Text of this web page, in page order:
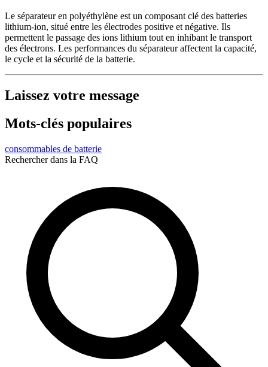
Le séparateur en polyéthylène est un composant clé des batteries
lithium-ion, situé entre les électrodes positive et négative. Ils
permettent le passage des ions lithium tout en inhibant le transport
des électrons. Les performances du séparateur affectent la capacité,
le cycle et la sécurité de la batterie.
Laissez votre message
Mots-clés populaires
consommables de batterie
Rechercher dans la FAQ